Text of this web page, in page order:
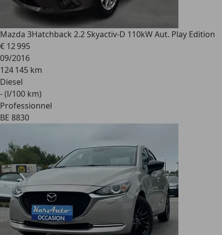
Mazda 3Hatchback 2.2 Skyactiv-D 110kW Aut. Play Edition
€ 12 995
09/2016
124 145 km
Diesel
- (l/100 km)
Professionnel
BE 8830